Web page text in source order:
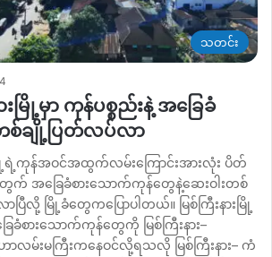
သတင်း
ားမြို့မှာ ကုန်ပစ္စည်းနဲ့ အခြေခံ
တစ်ချို့ပြတ်လပ်လာ
မြို့ရဲ့ကုန်အဝင်အထွက်လမ်းကြောင်းအားလုံး ပိတ်
က် အခြေခံစားသောက်ကုန်တွေနဲ့ဆေးဝါးတစ်
ပြီလို့ မြို့ခံတွေကပြောပါတယ်။ မြစ်ကြီးနားမြို့
စားသောက်ကုန်တွေကို မြစ်ကြီးနား–
ဟာလမ်းမကြီးကနေဝင်လို့ရသလို မြစ်ကြီးနား– ကံ